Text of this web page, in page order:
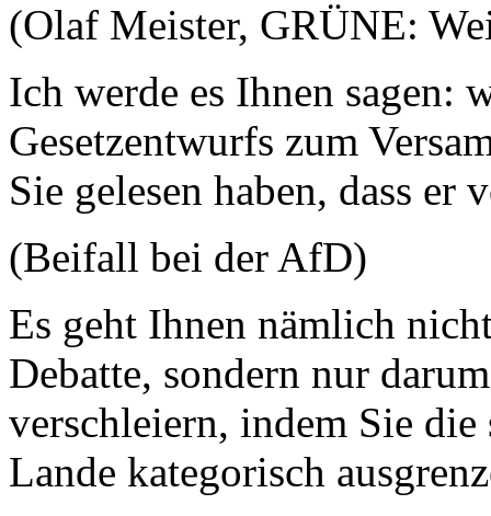
(Olaf Meister, GRÜNE:
Ich werde es Ihnen sagen:
Gesetzentwurfs zum
Sie gelesen haben, dass
(Beifall bei der AfD)
Es geht Ihnen nämlich
Debatte, sondern nur
verschleiern, indem Sie
Lande kategorisch